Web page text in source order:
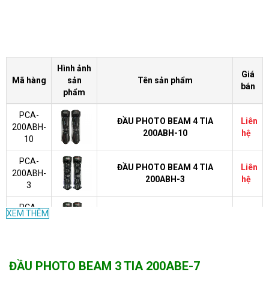
Mã hàng
Hình ảnh
sản
phẩm
Tên sản phẩm
Giá
bán
PCA-
200ABH-
10
ĐẦU PHOTO BEAM 4 TIA
200ABH-10
Liên
hệ
PCA-
200ABH-
3
ĐẦU PHOTO BEAM 4 TIA
200ABH-3
Liên
hệ
PCA-
150ABH-
200ABE-
ĐẦU PHOTO BEAM 2 TIA
-200ABE-D
XEM THÊM
ĐẦU PHOTO BEAM 3 TIA 200ABE-7